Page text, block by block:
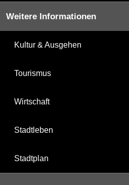
Weitere Informationen
Kultur & Ausgehen
Tourismus
Wirtschaft
Stadtleben
Stadtplan